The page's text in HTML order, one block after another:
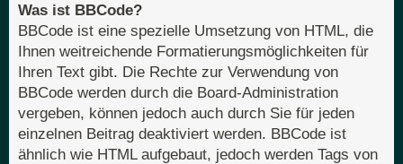
Was ist BBCode?
BBCode ist eine spezielle Umsetzung von HTML, die
Ihnen weitreichende Formatierungsmöglichkeiten für
Ihren Text gibt. Die Rechte zur Verwendung von
BBCode werden durch die Board-Administration
vergeben, können jedoch auch durch Sie für jeden
einzelnen Beitrag deaktiviert werden. BBCode ist
ähnlich wie HTML aufgebaut, jedoch werden Tags von